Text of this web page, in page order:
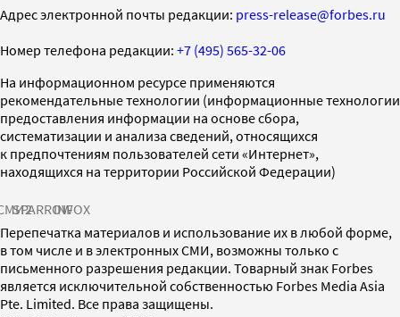
Адрес электронной почты редакции: press-release@forbes.ru
Номер телефона редакции: +7 (495) 565-32-06
На информационном ресурсе применяются
рекомендательные технологии (информационные технологии
предоставления информации на основе сбора,
систематизации и анализа сведений, относящихся
к предпочтениям пользователей сети «Интернет»,
находящихся на территории Российской Федерации)
SPARROWINFOX
Перепечатка материалов и использование их в любой форме,
в том числе и в электронных СМИ, возможны только с
письменного разрешения редакции. Товарный знак Forbes
является исключительной собственностью Forbes Media Asia
Pte. Limited. Все права защищены.